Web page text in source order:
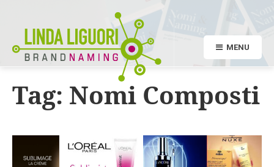
MENU
Tag: Nomi Composti